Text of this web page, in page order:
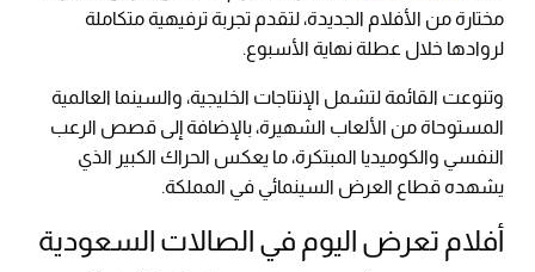
مختارة من الأفلام الجديدة، لتقدم تجربة ترفيهية متكاملة
لروادها خلال عطلة نهاية الأسبوع.
وتنوعت القائمة لتشمل الإنتاجات الخليجية، والسينما العالمية
المستوحاة من الألعاب الشهيرة، بالإضافة إلى قصص الرعب
النفسي والكوميديا المبتكرة، ما يعكس الحراك الكبير الذي
يشهده قطاع العرض السينمائي في المملكة.
أفلام تعرض اليوم في الصالات السعودية